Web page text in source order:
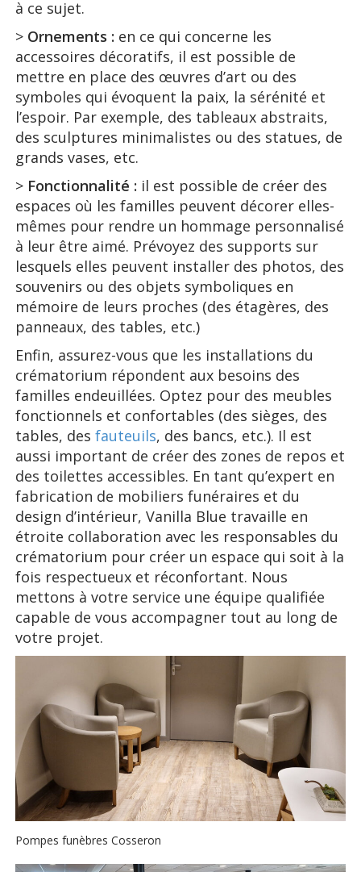
à ce sujet.
> Ornements : en ce qui concerne les
accessoires décoratifs, il est possible de
mettre en place des œuvres d’art ou des
symboles qui évoquent la paix, la sérénité et
l’espoir. Par exemple, des tableaux abstraits,
des sculptures minimalistes ou des statues, de
grands vases, etc.
> Fonctionnalité : il est possible de créer des
espaces où les familles peuvent décorer elles-
mêmes pour rendre un hommage personnalisé
à leur être aimé. Prévoyez des supports sur
lesquels elles peuvent installer des photos, des
souvenirs ou des objets symboliques en
mémoire de leurs proches (des étagères, des
panneaux, des tables, etc.)
Enfin, assurez-vous que les installations du
crématorium répondent aux besoins des
familles endeuillées. Optez pour des meubles
fonctionnels et confortables (des sièges, des
tables, desfauteuils, des bancs, etc.). Il est
aussi important de créer des zones de repos et
des toilettes accessibles. En tant qu’expert en
fabrication de mobiliers funéraires et du
design d’intérieur, Vanilla Blue travaille en
étroite collaboration avec les responsables du
crématorium pour créer un espace qui soit à la
fois respectueux et réconfortant. Nous
mettons à votre service une équipe qualifiée
capable de vous accompagner tout au long de
votre projet.
Pompes funèbres Cosseron